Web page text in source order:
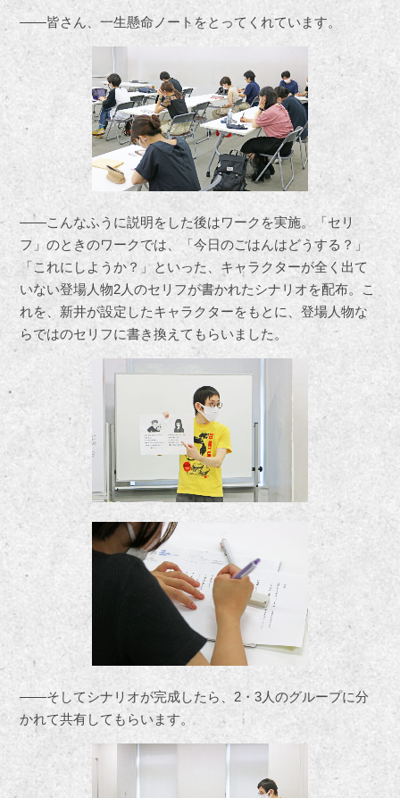
――皆さん、一生懸命ノートをとってくれています。
――こんなふうに説明をした後はワークを実施。「セリ
フ」のときのワークでは、「今日のごはんはどうする？」
「これにしようか？」といった、キャラクターが全く出て
いない登場人物2人のセリフが書かれたシナリオを配布。こ
れを、新井が設定したキャラクターをもとに、登場人物な
らではのセリフに書き換えてもらいました。
――そしてシナリオが完成したら、2・3人のグループに分
かれて共有してもらいます。